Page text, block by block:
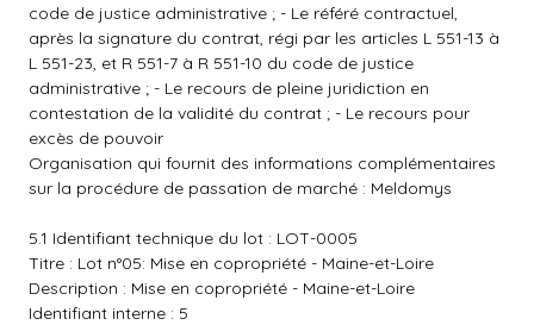
code de justice administrative ; - Le référé contractuel,
après la signature du contrat, régi par les articles L 551-13 à
L 551-23, et R 551-7 à R 551-10 du code de justice
administrative ; - Le recours de pleine juridiction en
contestation de la validité du contrat ; - Le recours pour
excès de pouvoir
Organisation qui fournit des informations complémentaires
sur la procédure de passation de marché : Meldomys
5.1 Identifiant technique du lot : LOT-0005
Titre : Lot n°05: Mise en copropriété - Maine-et-Loire
Description : Mise en copropriété - Maine-et-Loire
Identifiant interne : 5